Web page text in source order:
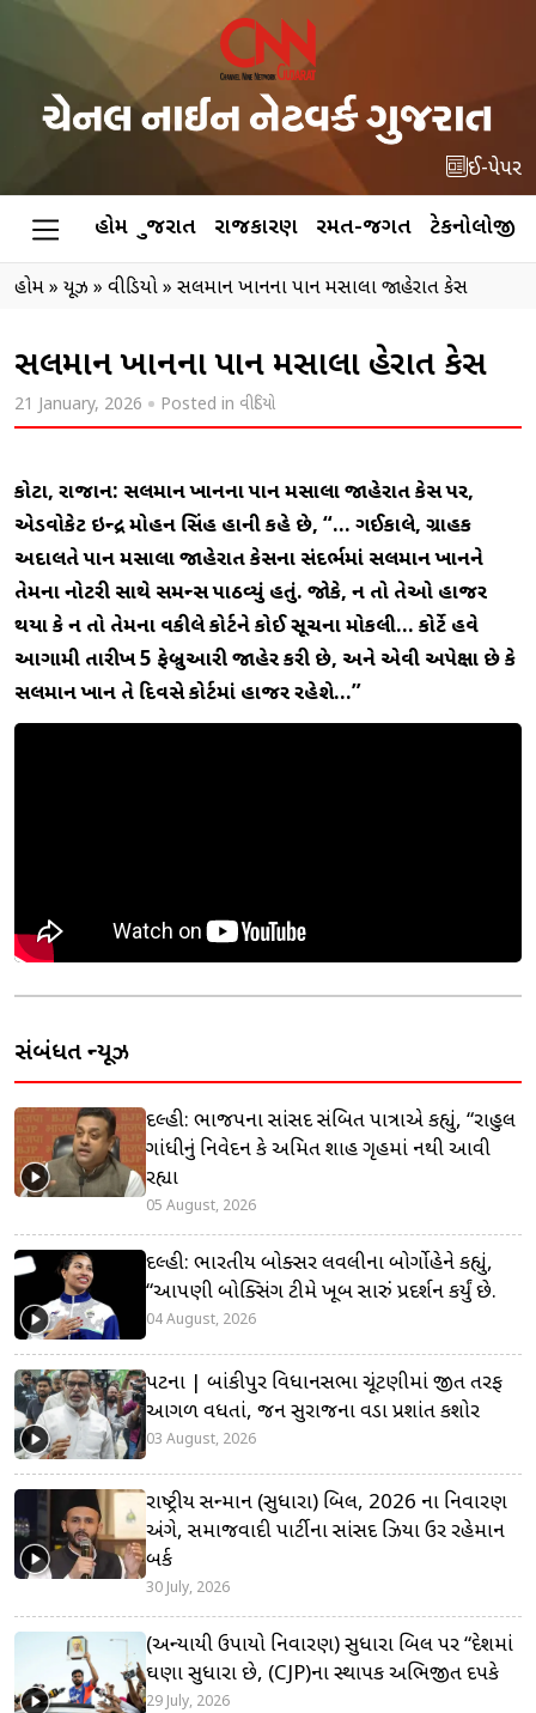
ઈ-પેપર
હોમ ગુજરાત રાજકારણ રમત-જગત ટેકનોલોજી
હોમ» ન્યૂઝ » વીડિયો» સલમાન ખાનના પાન મસાલા જાહેરાત કેસ
સલમાન ખાનના પાન મસાલા જાહેરાત કેસ
21 January, 2026 Posted in વીડિયો
કોટા, રાજસ્થાન: સલમાન ખાનના પાન મસાલા જાહેરાત કેસ પર,
એડવોકેટ ઇન્દ્ર મોહન સિંહ હાની કહે છે, “… ગઈકાલે, ગ્રાહક
અદાલતે પાન મસાલા જાહેરાત કેસના સંદર્ભમાં સલમાન ખાનને
તેમના નોટરી સાથે સમન્સ પાઠવ્યું હતું. જોકે, ન તો તેઓ હાજર
થયા કે ન તો તેમના વકીલે કોર્ટને કોઈ સૂચના મોકલી… કોર્ટે હવે
આગામી તારીખ 5 ફેબ્રુઆરી જાહેર કરી છે, અને એવી અપેક્ષા છે કે
સલમાન ખાન તે દિવસે કોર્ટમાં હાજર રહેશે…”
સંબંધિત ન્યૂઝ
દિલ્હી: ભાજપના સાંસદ સંબિત પાત્રાએ કહ્યું, “રાહુલ
ગાંધીનું નિવેદન કે અમિત શાહ ગૃહમાં નથી આવી
રહ્યા
05 August, 2026
દિલ્હી: ભારતીય બોક્સર લવલીના બોર્ગોહેને કહ્યું,
“આપણી બોક્સિંગ ટીમે ખૂબ સારું પ્રદર્શન કર્યું છે.
04 August, 2026
પટના | બાંકીપુર વિધાનસભા ચૂંટણીમાં જીત તરફ
આગળ વધતાં, જન સુરાજના વડા પ્રશાંત કિશોર
03 August, 2026
રાષ્ટ્રીય સન્માન (સુધારા) બિલ, 2026 ના નિવારણ
અંગે, સમાજવાદી પાર્ટીના સાંસદ ઝિયા ઉર રહેમાન
બર્ક
30 July, 2026
(અન્યાયી ઉપાયો નિવારણ) સુધારા બિલ પર “દેશમાં
ઘણા સુધારા છે, (CJP)ના સ્થાપક અભિજીત દિપકે
29 July, 2026